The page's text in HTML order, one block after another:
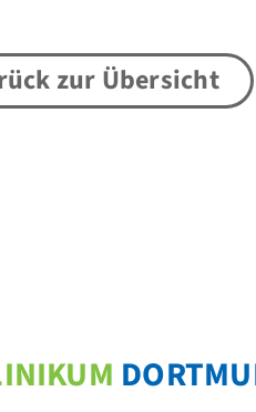
zur Übersicht